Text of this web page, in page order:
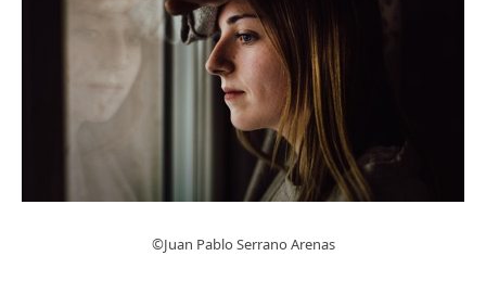
©Juan Pablo Serrano Arenas